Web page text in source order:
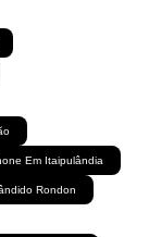
Em Itaipulândia
Rondon